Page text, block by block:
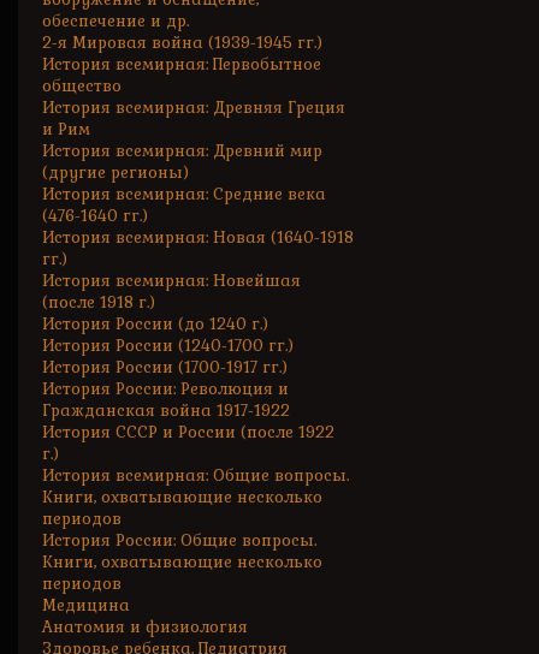
обеспечение и др.
2-я Мировая война (1939-1945 гг.)
История всемирная: Первобытное
общество
История всемирная: Древняя Греция
и Рим
История всемирная: Древний мир
(другие регионы)
История всемирная: Средние века
(476-1640 гг.)
История всемирная: Новая (1640-1918
гг.)
История всемирная: Новейшая
(после 1918 г.)
История России (до 1240 г.)
История России (1240-1700 гг.)
История России (1700-1917 гг.)
История России: Революция и
Гражданская война 1917-1922
История СССР и России (после 1922
г.)
История всемирная: Общие вопросы.
Книги, охватывающие несколько
периодов
История России: Общие вопросы.
Книги, охватывающие несколько
периодов
Медицина
Анатомия и физиология
Здоровье ребенка. Педиатрия